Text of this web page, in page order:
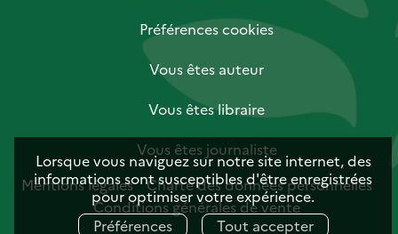
Lorsque vous naviguez sur notre site internet, des
informations sont susceptibles d'être enregistrées
pour optimiser votre expérience.
Préférences
Tout accepter
Préférences cookies
Vous êtes auteur
Vous êtes libraire
Vous êtes journaliste
Mentions légales
Charte des données personnelles
Conditions générales de vente